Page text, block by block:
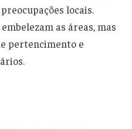
locais.
as áreas, mas
pertencimento e